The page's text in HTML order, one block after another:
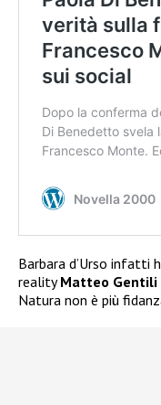
Barbara d’Urso infatti
realityMatteo Gentili
Natura non è più